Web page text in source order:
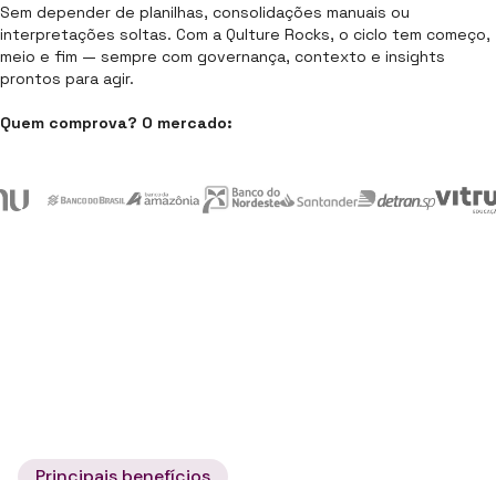
Sem depender de planilhas, consolidações manuais ou
interpretações soltas. Com a Qulture Rocks, o ciclo tem começo,
meio e fim — sempre com governança, contexto e insights
prontos para agir.
Quem comprova? O mercado: